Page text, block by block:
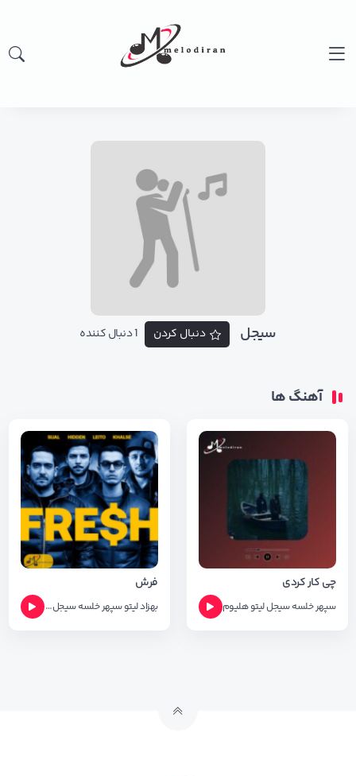
سیجل دنبال کردن 1 دنبال کننده
آهنگ ها
چی کار کردی
سپهر خلسهسیجللیتوهلیوم
فرش
بهزاد لیتوسپهر خلسهسیجلمهراد هیدن